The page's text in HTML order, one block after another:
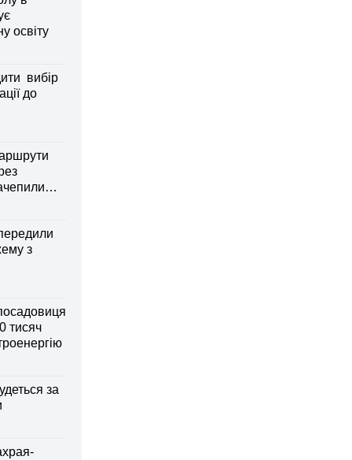
освіту
вибір
до
з
тисяч
за